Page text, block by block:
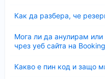
Как да разбера, че
Мога ли да анулирам
чрез уеб сайта на
Какво е пин код и защо